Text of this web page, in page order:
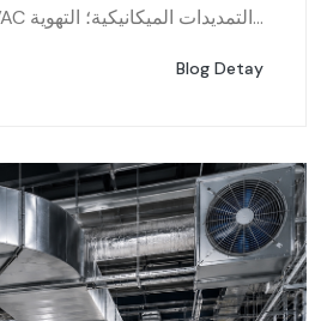
منتجات HVAC التمديدات الميكانيكية؛ التهوية...
Blog Detay